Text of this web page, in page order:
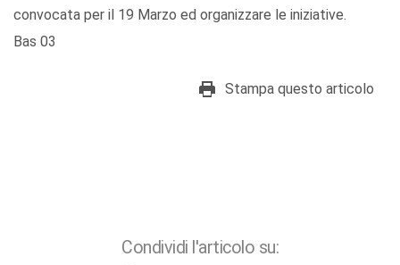
convocata per il 19 Marzo ed organizzare le iniziative.
Bas 03
Stampa questo articolo
Condividi l'articolo su: